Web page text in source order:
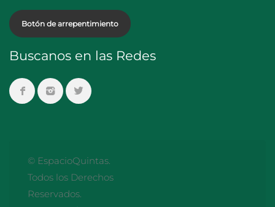
Botón de arrepentimiento
Buscanos en las Redes
© EspacioQuintas.
Todos los Derechos
Reservados.